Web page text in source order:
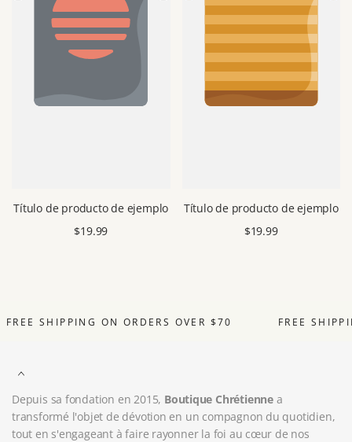
Título de producto de ejemplo
Precio
$19.99
Título de producto de ejemplo
Precio
$19.99
FREE SHIPPING ON ORDERS OVER $70 FREE
Depuis sa fondation en 2015, Boutique Chrétiennea
transformé l'objet de dévotion en un compagnon du quotidien,
tout en s'engageant à faire rayonner la foi au cœur de nos